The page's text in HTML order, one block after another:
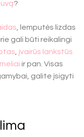
?
, lemputės lizdas
gali būti reikalingi
įvairūs lankstūs
ir pan. Visas
galite įsigyti